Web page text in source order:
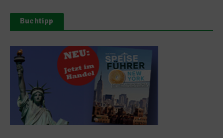
Buchtipp